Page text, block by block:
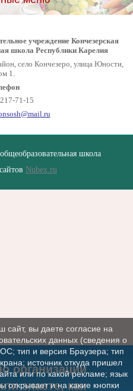
учреждение Кончезерская
школа Республики Карелия
село Кончезеро, улица Юности,
1.
71-15
школа
Nubex.ru
организации
знаете, как
сайт, вы даете согласие на
данных (сведения о
тип и версия Браузера; тип
источник откуда пришел
или по какой рекламе; язык
открывает и на какие кнопки